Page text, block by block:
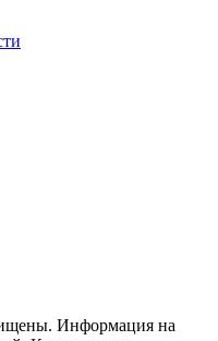
Информация на